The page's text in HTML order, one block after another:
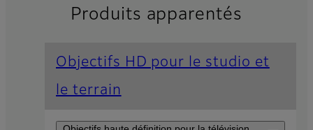
Produits apparentés
Objectifs HD pour le studio et
le terrain